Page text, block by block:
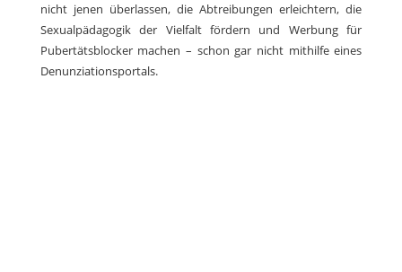
nicht jenen überlassen, die Abtreibungen erleichtern, die
Sexualpädagogik der Vielfalt fördern und Werbung für
Pubertätsblocker machen – schon gar nicht mithilfe eines
Denunziationsportals.